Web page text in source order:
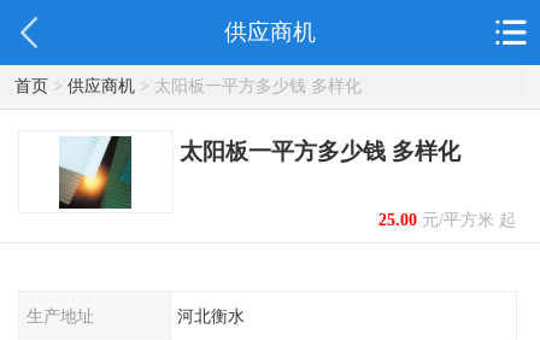
供应商机
首页> 供应商机> 太阳板一平方多少钱 多样化
太阳板一平方多少钱 多样化
25.00元/平方米 起
生产地址 河北衡水